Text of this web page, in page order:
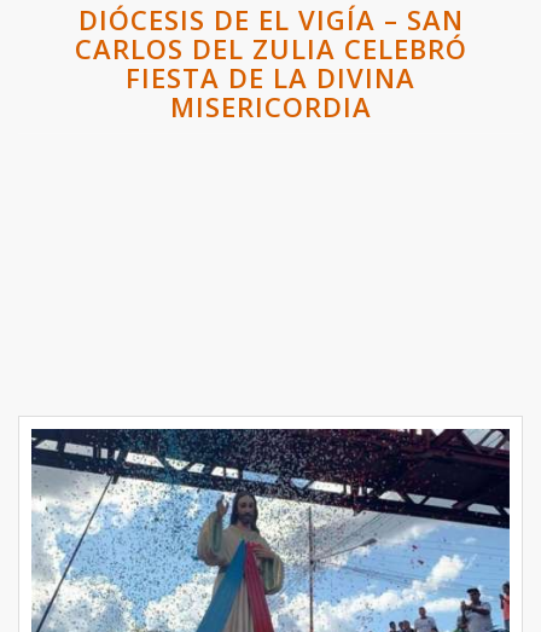
DIÓCESIS DE EL VIGÍA – SAN
CARLOS DEL ZULIA CELEBRÓ
FIESTA DE LA DIVINA
MISERICORDIA